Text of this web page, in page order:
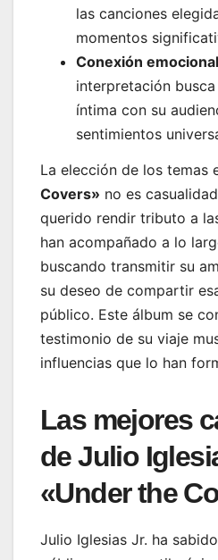
las canciones
momentos
Conexión
interpretación
íntima con su
sentimientos
La elección de los temas
Covers» no es
querido rendir tributo a
han acompañado a lo
buscando transmitir su
su deseo de compartir
público. Este álbum se
testimonio de su viaje
influencias que lo han
Las mejores
de Julio
«Under the
Julio Iglesias Jr. ha